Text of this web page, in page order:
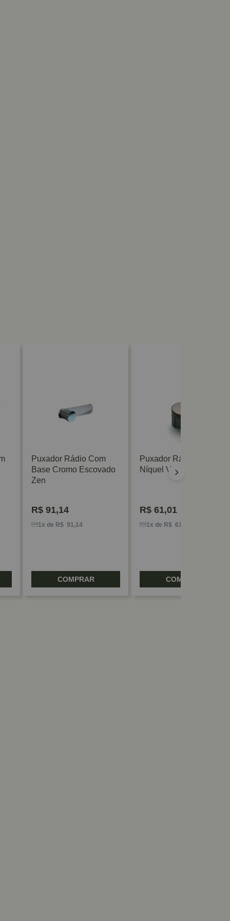
Puxador Rádio Com
Base Cromo Escovado
Zen
R$ 91,14
1x de R$ 91,14
COMPRAR
Puxador Rádio 27mm
Níquel Velho Zen
R$ 61,01
1x de R$ 61,01
COMPRAR